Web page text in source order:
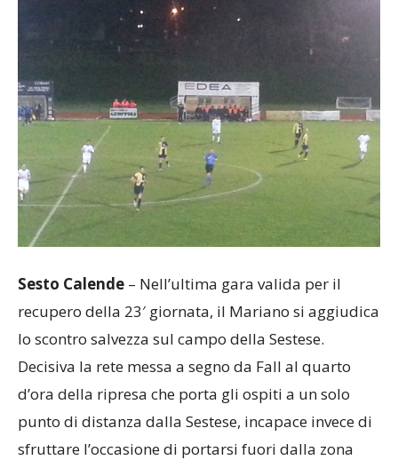
Sesto Calende – Nell’ultima gara valida per il
recupero della 23′ giornata, il Mariano si aggiudica
lo scontro salvezza sul campo della Sestese.
Decisiva la rete messa a segno da Fall al quarto
d’ora della ripresa che porta gli ospiti a un solo
punto di distanza dalla Sestese, incapace invece di
sfruttare l’occasione di portarsi fuori dalla zona